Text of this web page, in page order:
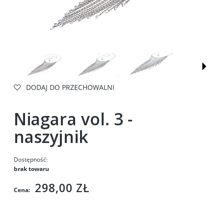
DODAJ DO PRZECHOWALNI
Niagara vol. 3 -
naszyjnik
Dostępność:
brak towaru
Cena: 298,00 ZŁ